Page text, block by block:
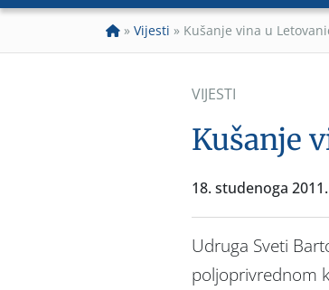
» Vijesti » Kušanje vina u
VIJESTI
Kušanje
18. studenoga 2011.
Udruga Sveti
poljoprivrednom